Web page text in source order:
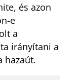
és azon
e
a
irányítani a
hazaút.